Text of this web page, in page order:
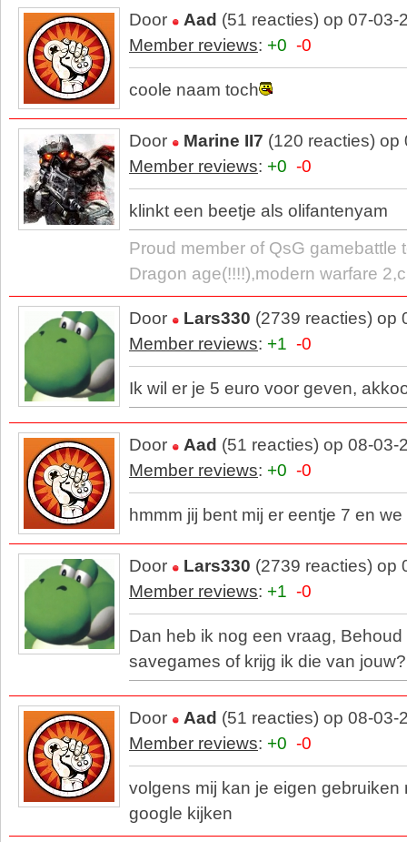
Door Aad (51 reacties) op 07-03-
Member reviews: +0 -0
coole naam toch
Door Marine II7 (120 reacties) op
Member reviews: +0 -0
klinkt een beetje als olifantenyam
Proud member of QsG gamebattle
Dragon age(!!!!),modern warfare
Door Lars330 (2739 reacties) op
Member reviews: +1 -0
Ik wil er je 5 euro voor geven,
Door Aad (51 reacties) op 08-03-
Member reviews: +0 -0
hmmm jij bent mij er eentje 7 en
Door Lars330 (2739 reacties) op
Member reviews: +1 -0
Dan heb ik nog een vraag, Behoud
savegames of krijg ik die van jouw?
Door Aad (51 reacties) op 08-03-
Member reviews: +0 -0
volgens mij kan je eigen gebruiken
google kijken